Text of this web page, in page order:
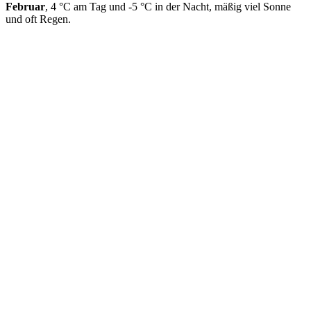
Februar, 4 °C am Tag und -5 °C in der Nacht, mäßig viel Sonne
und oft Regen.